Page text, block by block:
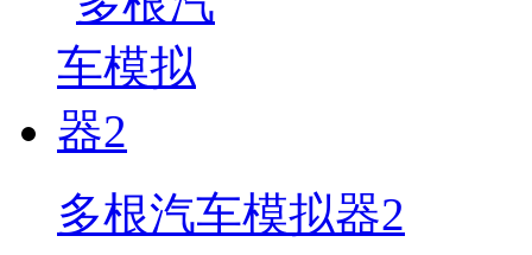
多根汽车模拟器2